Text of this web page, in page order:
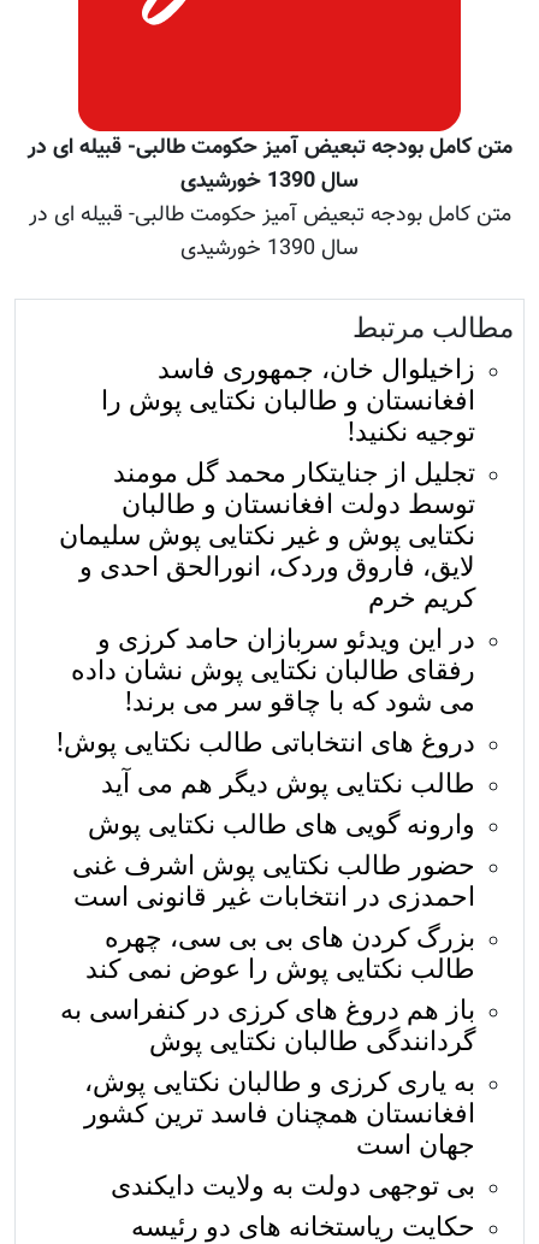
متن کامل بودجه تبعیض آمیز حکومت طالبی- قبیله ای در
سال 1390 خورشیدی
متن کامل بودجه تبعیض آمیز حکومت طالبی- قبیله ای در
سال 1390 خورشیدی
مطالب مرتبط
زاخیلوال خان، جمهوری فاسد
افغانستان و طالبان نکتایی پوش را
توجیه نکنید!
تجلیل از جنایتکار محمد گل مومند
توسط دولت افغانستان و طالبان
نکتایی پوش و غیر نکتایی پوش سلیمان
لایق، فاروق وردک، انورالحق احدی و
کریم خرم
در اين ويدئو سربازان حامد کرزی و
رفقای طالبان نکتایی پوش نشان داده
می شود که با چاقو سر می برند!
دروغ های انتخاباتی طالب نکتایی پوش!
طالب نکتایی پوش دیگر هم می آيد
وارونه گویی های طالب نکتایی پوش
حضور طالب نکتایی پوش اشرف غنی
احمدزی در انتخابات غیر قانونی است
بزرگ کردن های بی بی سی، چهره
طالب نکتایی پوش را عوض نمی کند
باز هم دروغ های کرزی در کنفراسی به
گردانندگی طالبان نکتایی پوش
به یاری کرزی و طالبان نکتایی پوش،
افغانستان همچنان فاسد ترین کشور
جهان است
بی توجهی دولت به ولایت دایکندی
حکایت ریاستخانه های دو رئیسه